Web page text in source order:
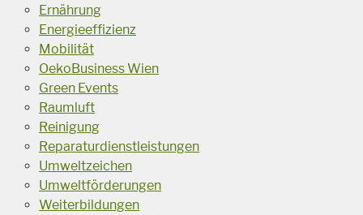
Ernährung
Energieeffizienz
Mobilität
OekoBusiness Wien
Green Events
Raumluft
Reinigung
Reparaturdienstleistungen
Umweltzeichen
Umweltförderungen
Weiterbildungen